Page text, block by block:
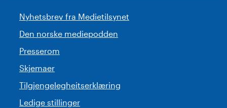
Nyhetsbrev fra Medietilsynet
Den norske mediepodden
Presserom
Skjemaer
Tilgjengelegheitserklæring
Ledige stillinger